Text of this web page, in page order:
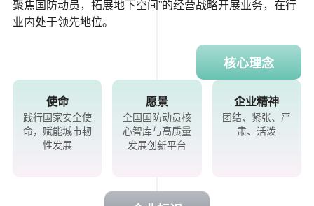
聚焦国防动员，拓展地下空间”的经营战略开展业务，在行
业内处于领先地位。
核心理念
使命
践行国家安全使
命，赋能城市韧
性发展
愿景
全国国防动员核
心智库与高质量
发展创新平台
企业精神
团结、紧张、严
肃、活泼